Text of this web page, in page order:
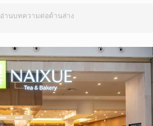
านบทความต่อด้านล่าง